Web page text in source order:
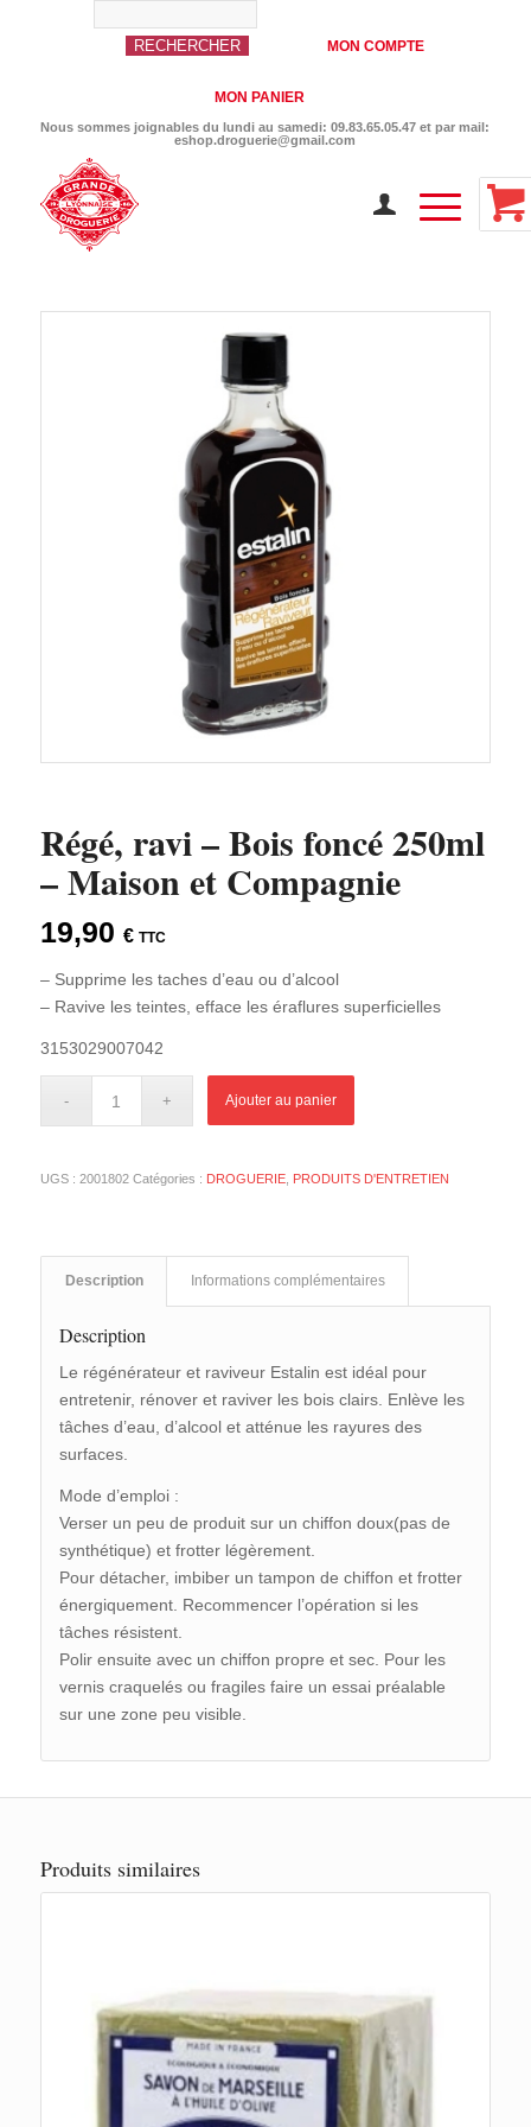
MON COMPTE
MON PANIER
Nous sommes joignables du lundi au samedi: 09.83.65.05.47 et par mail:
eshop.droguerie@gmail.com
Régé, ravi – Bois foncé 250ml
– Maison et Compagnie
19,90 € TTC
– Supprime les taches d’eau ou d’alcool
– Ravive les teintes, efface les éraflures superficielles
3153029007042
Ajouter au panier
UGS : 2001802 Catégories : DROGUERIE, PRODUITS D'ENTRETIEN
Description Informations complémentaires
Description
Le régénérateur et raviveur Estalin est idéal pour
entretenir, rénover et raviver les bois clairs. Enlève les
tâches d’eau, d’alcool et atténue les rayures des
surfaces.
Mode d’emploi :
Verser un peu de produit sur un chiffon doux(pas de
synthétique) et frotter légèrement.
Pour détacher, imbiber un tampon de chiffon et frotter
énergiquement. Recommencer l’opération si les
tâches résistent.
Polir ensuite avec un chiffon propre et sec. Pour les
vernis craquelés ou fragiles faire un essai préalable
sur une zone peu visible.
Produits similaires